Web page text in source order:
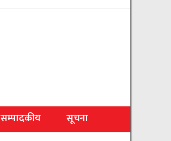
सम्पादकीय सूचना